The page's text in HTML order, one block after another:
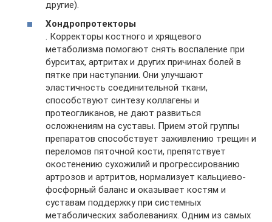
другие).
Хондропротекторы
. Корректоры костного и хрящевого
метаболизма помогают снять воспаление при
бурситах, артритах и других причинах болей в
пятке при наступании. Они улучшают
эластичность соединительной ткани,
способствуют синтезу коллагены и
протеогликанов, не дают развиться
осложнениям на суставы. Прием этой группы
препаратов способствует заживлению трещин и
переломов пяточной кости, препятствует
окостенению сухожилий и прогрессированию
артрозов и артритов, нормализует кальциево-
фосфорный баланс и оказывает костям и
суставам поддержку при системных
метаболических заболеваниях. Одним из самых